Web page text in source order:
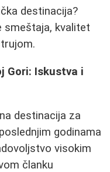
destinacija?
smeštaja, kvalitet
Gori: Iskustva i
destinacija za
godinama
visokim
članku